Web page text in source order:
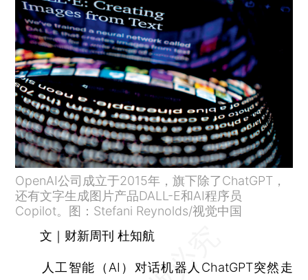
OpenAI公司成立于2015年，旗下除了ChatGPT，
还有文字生成图片产品DALL-E和AI程序员
Copilot。图：Stefani Reynolds/视觉中国
文｜财新周刊 杜知航
人工智能（AI）对话机器人ChatGPT突然走